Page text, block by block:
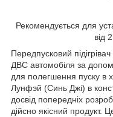
Рекомендується для
від
Передпусковий
ДВС автомобіля за
для полегшення пуску в
Лунфэй (Синь Джі) в
досвід попередніх
дійсно якісний продукт.